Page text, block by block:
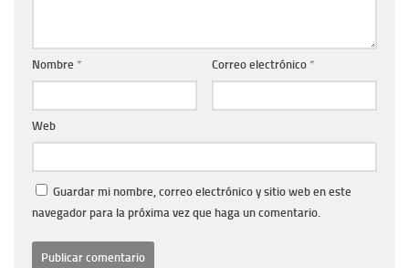
Nombre * Correo electrónico *
Web
Guardar mi nombre, correo electrónico y sitio web en este
navegador para la próxima vez que haga un comentario.